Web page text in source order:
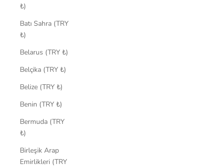
₺)
Batı Sahra (TRY
₺)
Belarus (TRY ₺)
Belçika (TRY ₺)
Belize (TRY ₺)
Benin (TRY ₺)
Bermuda (TRY
₺)
Birleşik Arap
Emirlikleri (TRY